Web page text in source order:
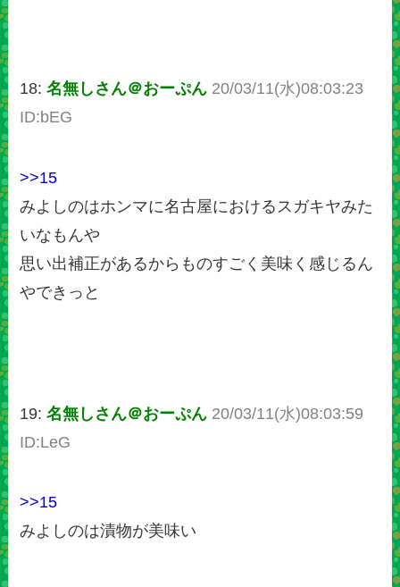
18:名無しさん＠おーぷん 20/03/11(水)08:03:23
ID:bEG
>>15
みよしのはホンマに名古屋におけるスガキヤみた
いなもんや
思い出補正があるからものすごく美味く感じるん
やできっと
19:名無しさん＠おーぷん 20/03/11(水)08:03:59
ID:LeG
>>15
みよしのは漬物が美味い